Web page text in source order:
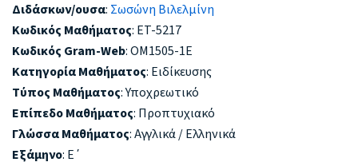
Διδάσκων/ουσα: Σωσώνη Βιλελμίνη
Κωδικός Μαθήματος: ET-5217
Κωδικός Gram-Web: ΟΜ1505-1Ε
Κατηγορία Μαθήματος: Ειδίκευσης
Τύπος Μαθήματος: Υποχρεωτικό
Επίπεδο Μαθήματος: Προπτυχιακό
Γλώσσα Μαθήματος: Αγγλικά / Ελληνικά
Εξάμηνο: Ε΄